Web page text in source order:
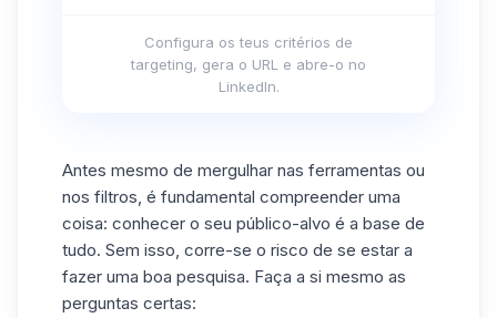
Configura os teus critérios de
targeting, gera o URL e abre-o no
LinkedIn.
Antes mesmo de mergulhar nas ferramentas ou
nos filtros, é fundamental compreender uma
coisa: conhecer o seu público-alvo é a base de
tudo. Sem isso, corre-se o risco de se estar a
fazer uma boa pesquisa. Faça a si mesmo as
perguntas certas: